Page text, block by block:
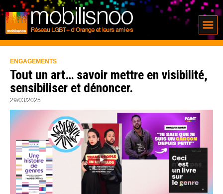
ENGAGEMENTS
Tout un art… savoir mettre en visibilité,
sensibiliser et dénoncer.
29/03/2025